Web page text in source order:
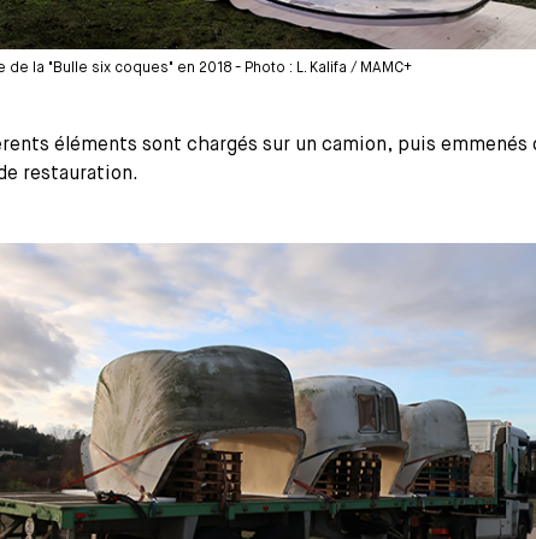
de la "Bulle six coques" en 2018 - Photo : L. Kalifa / MAMC+
éléments sont chargés sur un camion, puis emmenés
restauration.